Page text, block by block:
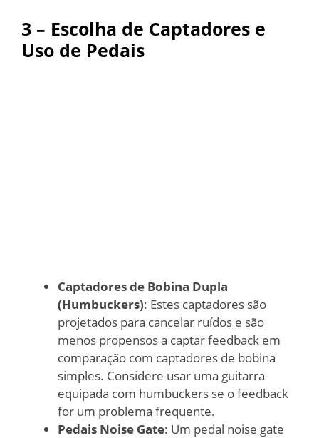
3 – Escolha de Captadores e
Uso de Pedais
Captadores de Bobina Dupla
(Humbuckers): Estes captadores são
projetados para cancelar ruídos e são
menos propensos a captar feedback em
comparação com captadores de bobina
simples. Considere usar uma guitarra
equipada com humbuckers se o feedback
for um problema frequente.
Pedais Noise Gate: Um pedal noise gate